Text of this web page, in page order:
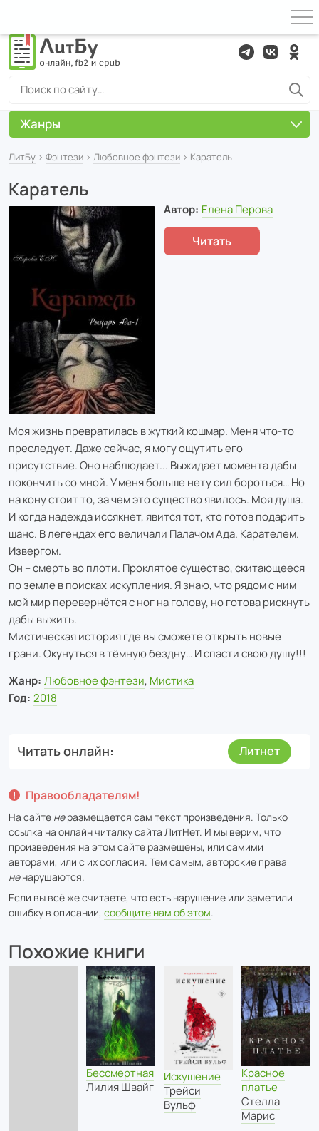
ЛитБу › Фэнтези › Любовное фэнтези › Каратель
Каратель
Автор: Елена Перова
Читать
Моя жизнь превратилась в жуткий кошмар. Меня что-то
преследует. Даже сейчас, я могу ощутить его
присутствие. Оно наблюдает... Выжидает момента дабы
покончить со мной. У меня больше нету сил бороться… Но
на кону стоит то, за чем это существо явилось. Моя душа.
И когда надежда иссякнет, явится тот, кто готов подарить
шанс. В легендах его величали Палачом Ада. Карателем.
Извергом.
Он – смерть во плоти. Проклятое существо, скитающееся
по земле в поисках искупления. Я знаю, что рядом с ним
мой мир перевернётся с ног на голову, но готова рискнуть
дабы выжить.
Мистическая история где вы сможете открыть новые
грани. Окунуться в тёмную бездну… И спасти свою душу!!!
Жанр: Любовное фэнтези, Мистика
Год: 2018
Читать онлайн Литнет
Правообладателям!
На сайте неразмещается сам текст произведения. Только
ссылка на онлайн читалку сайта ЛитНет. И мы верим, что
произведения на этом сайте размещены, или самими
авторами, или с их согласия. Тем самым, авторские права
ненарушаются.
Если вы всё же считаете, что есть нарушение или заметили
ошибку в описании, сообщите нам об этом.
Похожие книги
Бессмертная
Лилия Швайг
Искушение
Трейси
Вульф
Красное
платье
Стелла
Марис
Жанры